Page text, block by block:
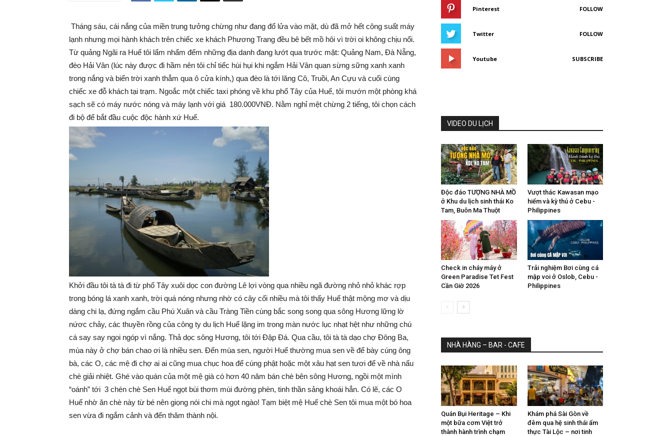
Tháng sáu, cái nắng của miền trung tưởng chừng như đang đổ lửa vào mặt, dù đã mở hết công suất máy
lạnh nhưng mọi hành khách trên chiếc xe khách Phương Trang đều bê bết mồ hôi vì trời oi không chịu nổi.
Từ quảng Ngãi ra Huế tôi lẩm nhẩm đếm những địa danh đang lướt qua trước mặt: Quảng Nam, Đà Nẵng,
đèo Hải Vân (lúc này được đi hầm nên tôi chỉ tiếc hùi hụi khi ngắm Hải Vân quan sừng sững xanh xanh
trong nắng và biển trời xanh thẳm qua ô cửa kính,) qua đèo là tới lăng Cô, Truồi, An Cựu và cuối cùng
chiếc xe đỗ khách tại trạm. Ngoắc một chiếc taxi phóng về khu phố Tây của Huế, tôi mướn một phòng khá
sạch sẽ có máy nước nóng và máy lạnh với giá 180.000VNĐ. Nằm nghỉ mệt chừng 2 tiếng, tôi chọn cách
đi bộ để bắt đầu cuộc độc hành xứ Huế.
Khởi đầu tôi tà tà đi từ phố Tây xuôi dọc con đường Lê lợi vòng qua nhiều ngã đường nhỏ nhỏ khác rợp
trong bóng lá xanh xanh, trời quá nóng nhưng nhờ có cây cối nhiều mà tôi thấy Huế thật mộng mơ và dịu
dàng chi lạ, đứng ngắm cầu Phú Xuân và cầu Tràng Tiền cùng bắc song song qua sông Hương lững lờ
nứơc chảy, các thuyền rồng của công ty du lịch Huế lặng im trong màn nước lục nhạt hệt như những chú
cá say say ngoi ngóp vì nắng. Thả dọc sông Hương, tôi tới Đập Đá. Qua cầu, tôi tà tà dạo chợ Đông Ba,
mùa này ở chợ bán chao ơi là nhiều sen. Đến mùa sen, người Huế thường mua sen về để bày cúng ông
bà, các O, các mệ đi chợ ai ai cũng mua chục hoa để cúng phật hoặc một xâu hạt sen tươi để về nhà nấu
chè giải nhiệt. Ghé vào quán của một mệ già có hơn 40 năm bán chè bên sông Hương, ngồi một mình
“oánh” tới 3 chén chè Sen Huế ngọt bùi thơm mùi đường phèn, tinh thần sảng khoái hẳn. Có lẽ, các O
Huế nhờ ăn chè này từ bé nên giọng nói chi mà ngọt ngào! Tạm biệt mệ Huế chè Sen tôi mua một bó hoa
sen vừa đi ngắm cảnh và đến thăm thành nội.
Pinterest FOLLOW
Twitter FOLLOW
Youtube SUBSCRIBE
VIDEO DU LỊCH
Độc đáo TƯỢNG NHÀ MỒ
ở Khu du lịch sinh thái Ko
Tam, Buôn Ma Thuột
Vượt thác Kawasan mạo
hiểm và kỳ thú ở Cebu -
Philippines
Check in cháy máy ở
Green Paradise Tet Fest
Cần Giờ 2026
Trải nghiệm Bơi cùng cá
mập voi ở Oslob, Cebu -
Philippines
NHÀ HÀNG – BAR - CAFE
Quán Bụi Heritage – Khi
một bữa cơm Việt trở
thành hành trình chạm
Khám phá Sài Gòn về
đêm qua hệ sinh thái ẩm
thực Tài Lộc – nơi tinh